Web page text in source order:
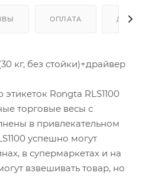
ОПЛАТА
кг, без стойки)+драйвер
Rongta RLS1100
торговые весы с
в привлекательном
успешно могут
в супермаркетах и на
взвешивать товар, но